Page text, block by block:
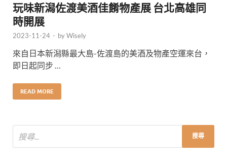
玩味新潟佐渡美酒佳餚物產展 台北高雄同
時開展
2023-11-24 - byWisely
來自日本新潟縣最大島-佐渡島的美酒及物產空運來台，
即日起同步 …
READ MORE